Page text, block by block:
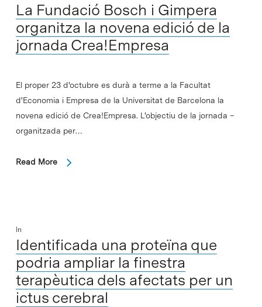
La Fundació Bosch i Gimpera
organitza la novena edició de la
jornada Crea!Empresa
El proper 23 d'octubre es durà a terme a la Facultat
d'Economia i Empresa de la Universitat de Barcelona la
novena edició de Crea!Empresa. L'objectiu de la jornada –
organitzada per…
Read More
In
Identificada una proteïna que
podria ampliar la finestra
terapèutica dels afectats per un
ictus cerebral